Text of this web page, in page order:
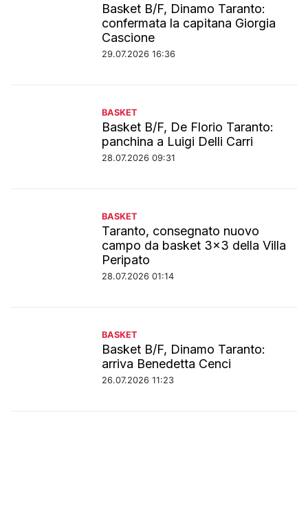
Basket B/F, Dinamo Taranto:
confermata la capitana Giorgia
Cascione
29.07.2026 16:36
BASKET
Basket B/F, De Florio Taranto:
panchina a Luigi Delli Carri
28.07.2026 09:31
BASKET
Taranto, consegnato nuovo
campo da basket 3x3 della Villa
Peripato
28.07.2026 01:14
BASKET
Basket B/F, Dinamo Taranto:
arriva Benedetta Cenci
26.07.2026 11:23